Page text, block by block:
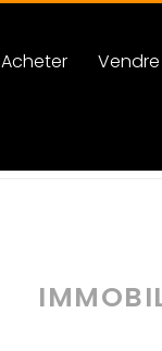
Acheter Vendre